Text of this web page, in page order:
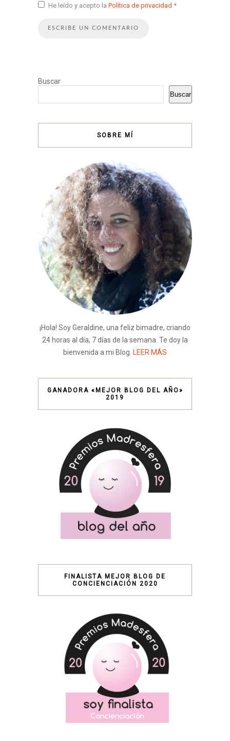
He leído y acepto la Política de privacidad *
Buscar
Buscar
SOBRE MÍ
¡Hola! Soy Geraldine, una feliz bimadre, criando
24 horas al día, 7 días de la semana. Te doy la
bienvenida a mi Blog. LEER MÁS
GANADORA «MEJOR BLOG DEL AÑO»
2019
FINALISTA MEJOR BLOG DE
CONCIENCIACIÓN 2020